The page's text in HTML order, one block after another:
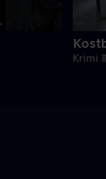
Krimi